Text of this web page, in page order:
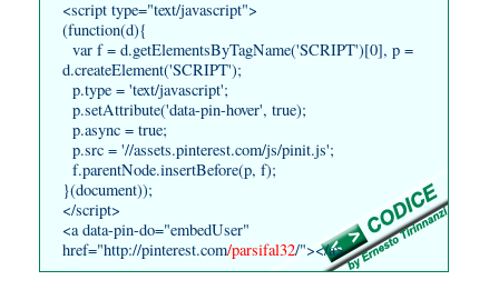
<script type="text/javascript">
(function(d){
var f = d.getElementsByTagName('SCRIPT')[0], p =
d.createElement('SCRIPT');
p.type = 'text/javascript';
p.setAttribute('data-pin-hover', true);
p.async = true;
p.src = '//assets.pinterest.com/js/pinit.js';
f.parentNode.insertBefore(p, f);
}(document));
</script>
<a data-pin-do="embedUser"
href="http://pinterest.com/parsifal32/"></a>